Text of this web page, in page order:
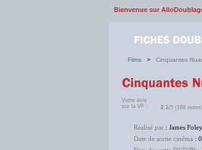
Bienvenue sur
Films > Cinquantes
Votre avis
sur la VF :
2.1/5 (188
Réalisé par : James Foley
Date de sortie cinéma :